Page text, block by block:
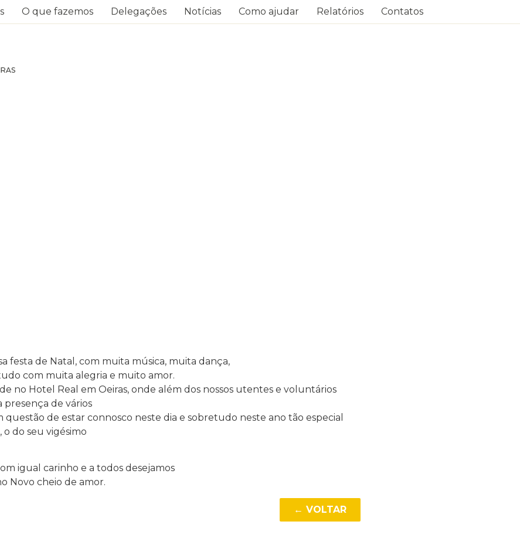
O que fazemos Delegações Notícias Como ajudar Relatórios Contatos
festa de Natal, com muita música, muita dança,
com muita alegria e muito amor.
no Hotel Real em Oeiras, onde além dos nossos utentes e voluntários
presença de vários
questão de estar connosco neste dia e sobretudo neste ano tão especial
o do seu vigésimo
igual carinho e a todos desejamos
Novo cheio de amor.
← VOLTAR